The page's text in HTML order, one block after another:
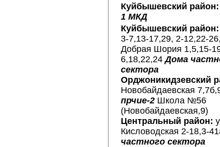
Куйбышевский район:
1 МКД
Куйбышевский район:
3-7,13-17,29, 2-12,22-
Добрая Шория 1,5,15-
6,18,22,24Дома
сектора
Орджоникидзевский
Новобайдаевская
прчие-2 Школа №56
(Новобайдаевская,9)
Центральный район:
Кисловодская 2-18,3-
частного сектора